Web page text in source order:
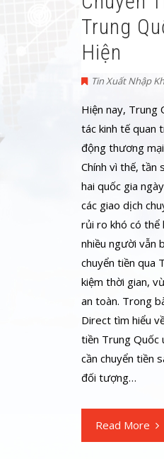
Trung
Hiện
Tin Xuất Nhập
Hiện nay, Trung
tác kinh tế quan
động thương
Chính vì thế, tần
hai quốc gia
các giao dịch
rủi ro khó có
nhiều người vẫn
chuyển tiền qua
kiệm thời gian,
an toàn. Trong
Direct tìm hiểu
tiền Trung Quốc
cần chuyển tiền
đối tượng…
Read More